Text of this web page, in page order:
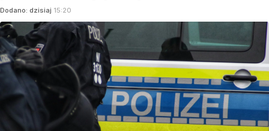
Dodano: dzisiaj 15:20